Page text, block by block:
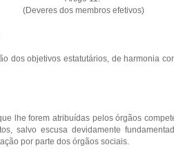
(Deveres dos membros efetivos)
dos objetivos estatutários, de harmonia
lhe forem atribuídas pelos órgãos
salvo escusa devidamente
por parte dos órgãos sociais.